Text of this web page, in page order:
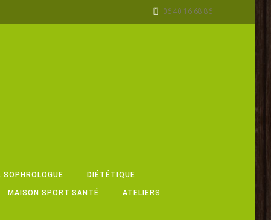
06 40 16 68 86
DIÉTÉTIQUE
MAISON SPORT SANTÉ ATELIERS